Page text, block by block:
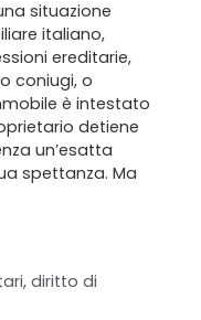
situazione
italiano,
ereditarie,
coniugi, o
è intestato
detiene
un’esatta
spettanza. Ma
,diritto di